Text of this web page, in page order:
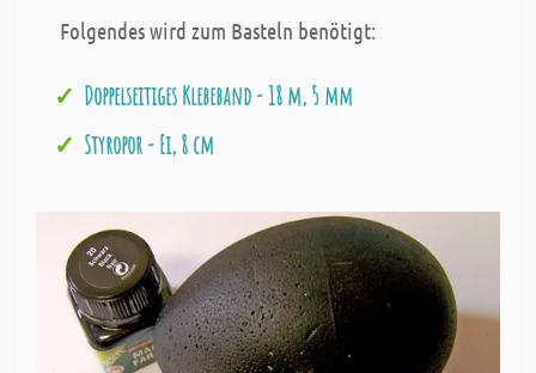
Folgendes wird zum Basteln benötigt:
Doppelseitiges Klebeband - 18 m, 5 mm
Styropor - Ei, 8 cm